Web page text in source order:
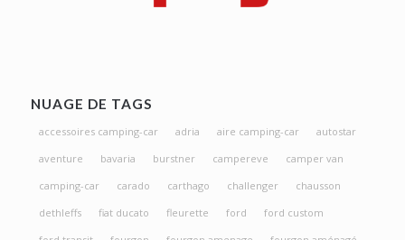
NUAGE DE TAGS
accessoires camping-car adria aire camping-car
autostar
aventure
bavaria burstner campereve
camper van
camping-car
carado carthago challenger
chausson
dethleffs
fiat ducato fleurette ford
ford custom